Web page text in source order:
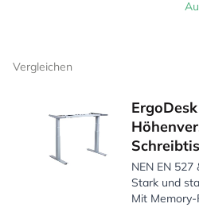
Vergleichen
NEN EN 527
Stark und
Mit